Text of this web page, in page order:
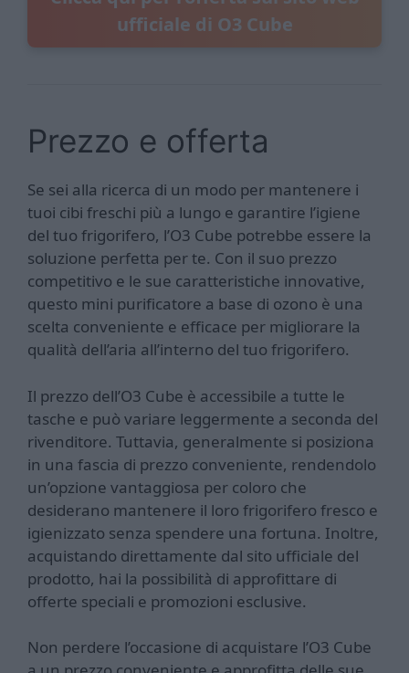
ufficiale di O3 Cube
Prezzo e offerta
Se sei alla ricerca di un modo per mantenere i
tuoi cibi freschi più a lungo e garantire l’igiene
del tuo frigorifero, l’O3 Cube potrebbe essere la
soluzione perfetta per te. Con il suo prezzo
competitivo e le sue caratteristiche innovative,
questo mini purificatore a base di ozono è una
scelta conveniente e efficace per migliorare la
qualità dell’aria all’interno del tuo frigorifero.
Il prezzo dell’O3 Cube è accessibile a tutte le
tasche e può variare leggermente a seconda del
rivenditore. Tuttavia, generalmente si posiziona
in una fascia di prezzo conveniente, rendendolo
un’opzione vantaggiosa per coloro che
desiderano mantenere il loro frigorifero fresco e
igienizzato senza spendere una fortuna. Inoltre,
acquistando direttamente dal sito ufficiale del
prodotto, hai la possibilità di approfittare di
offerte speciali e promozioni esclusive.
Non perdere l’occasione di acquistare l’O3 Cube